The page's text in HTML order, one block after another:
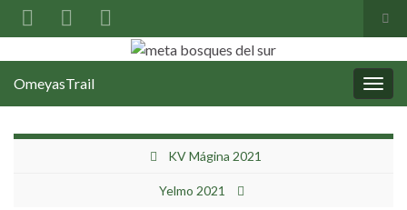
el
de
Search for:
la
OmeyasTrail
KV Mágina 2021
Yelmo 2021